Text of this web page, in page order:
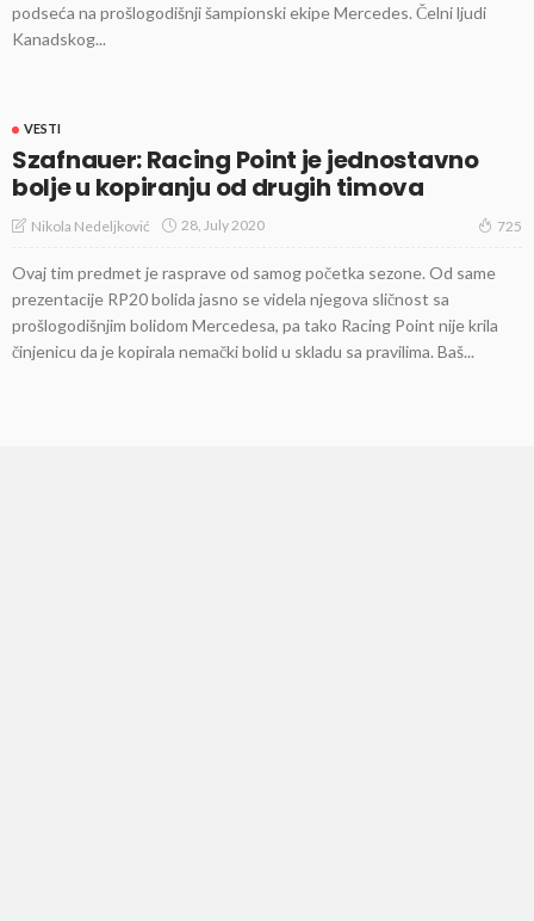
podseća na prošlogodišnji šampionski ekipe Mercedes. Čelni ljudi
Kanadskog...
VESTI
Szafnauer: Racing Point je jednostavno
bolje u kopiranju od drugih timova
Nikola Nedeljković 28, July 2020 725
Ovaj tim predmet je rasprave od samog početka sezone. Od same
prezentacije RP20 bolida jasno se videla njegova sličnost sa
prošlogodišnjim bolidom Mercedesa, pa tako Racing Point nije krila
činjenicu da je kopirala nemački bolid u skladu sa pravilima. Baš...